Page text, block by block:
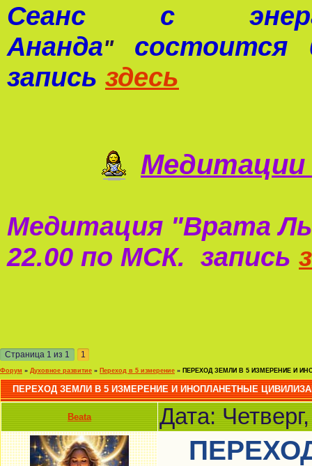
Сеанс с
Ананда"
состоится
запись здесь
Медитации
Медитация "Врата
22.00 по МСК. запись
Страница 1 из 1 1
Форум » Духовное развитие » Переход в 5 измерение » ПЕРЕХОД ЗЕМЛИ В 5 ИЗМЕРЕНИЕ И
ПЕРЕХОД ЗЕМЛИ В 5 ИЗМЕРЕНИЕ И ИНОПЛАНЕТНЫЕ
Beata Дата: